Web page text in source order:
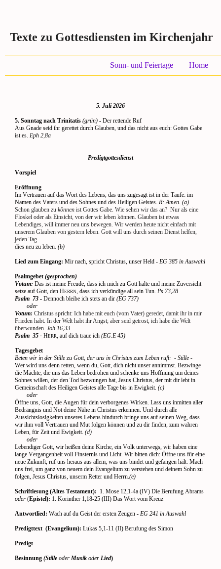
Texte zu Gottesdiensten im Kirchenjahr
Sonn- und Feiertage Home
5. Juli 2026
5. Sonntag nach Trinitatis (grün) - Der rettende Ruf
Aus Gnade seid ihr gerettet durch Glauben, und das nicht aus euch: Gottes Gabe
ist es. Eph 2,8a
Predigtgottesdienst
Vorspiel
Eröffnung
Im Vertrauen auf das Wort des Lebens, das uns zugesagt ist in der Taufe: im
Namen des Vaters und des Sohnes und des Heiligen Geistes. R: Amen. (a)
Schon glauben zu können ist Gottes Gabe. Wie sehen wir das an? Nur als eine
Floskel oder als Einsicht, von der wir leben können. Glauben ist etwas
Lebendiges, will immer neu uns bewegen. Wir werden heute nicht einfach mit
unserem Glauben von gestern leben. Gott will uns durch seinen Dienst helfen,
jeden Tag
dies neu zu leben. (b)
Lied zum Eingang: Mir nach, spricht Christus, unser Held - EG 385 in Auswahl
Psalmgebet (gesprochen)
Votum: Das ist meine Freude, dass ich mich zu Gott halte und meine Zuversicht
setze auf Gott, den HERRN, dass ich verkündige all sein Tun. Ps 73,28
Psalm 73 - Dennoch bleibe ich stets an dir (EG 737)
oder
Votum: Christus spricht: Ich habe mit euch (vom Vater) geredet, damit ihr in mir
Frieden habt. In der Welt habt ihr Angst; aber seid getrost, ich habe die Welt
überwunden. Joh 16,33
Psalm 35 - HERR, auf dich traue ich (EG.E 45)
Tagesgebet
Beten wir in der Stille zu Gott, der uns in Christus zum Leben ruft: - Stille -
Wer wird uns denn retten, wenn du, Gott, dich nicht unser annimmst. Bezwinge
die Mächte, die uns das Leben bedrohen und schenke uns Hoffnung um deines
Sohnes willen, der den Tod bezwungen hat, Jesus Christus, der mit dir lebt in
Gemeinschaft des Heiligen Geistes alle Tage bis in Ewigkeit. (c)
oder
Öffne uns, Gott, die Augen für dein verborgenes Wirken. Lass uns inmitten aller
Bedrängnis und Not deine Nähe in Christus erkennen. Und durch alle
Aussichtslosigkeiten unseres Lebens hindurch bringe uns auf seinen Weg, dass
wir ihm voll Vertrauen und Mut folgen können und zu dir finden, zum wahren
Leben, für Zeit und Ewigkeit. (d)
oder
Lebendiger Gott, wir heißen deine Kirche, ein Volk unterwegs, wir haben eine
lange Vergangenheit voll Finsternis und Licht. Wir bitten dich: Öffne uns für eine
neue Zukunft, ruf uns heraus aus allem, was uns bindet und gefangen hält. Mach
uns frei, um ganz von neuem dein Evangelium zu verstehen und deinem Sohn zu
folgen, Jesus Christus, unserm Retter und Herrn.(e)
Schriftlesung (Altes Testament): 1. Mose 12,1-4a (IV) Die Berufung Abrams
oder (Epistel): 1. Korinther 1,18-25 (III) Das Wort vom Kreuz
Antwortlied: Wach auf du Geist der ersten Zeugen - EG 241 in Auswahl
Predigttext (Evangelium): Lukas 5,1-11 (II) Berufung des Simon
Predigt
Besinnung (Stille oder Musik oder Lied)